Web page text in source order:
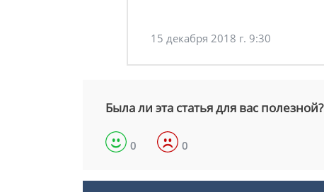
15 декабря 2018 г. 9:30
Была ли эта статья для вас полезной?
0 0